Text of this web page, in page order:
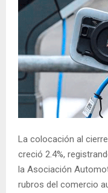
La colocación al
creció 2.4%,
la Asociación
rubros del comercio